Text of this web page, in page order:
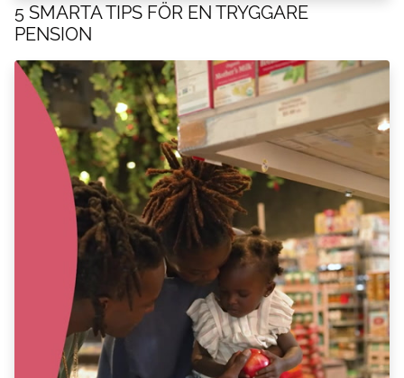
5 SMARTA TIPS FÖR EN TRYGGARE
PENSION